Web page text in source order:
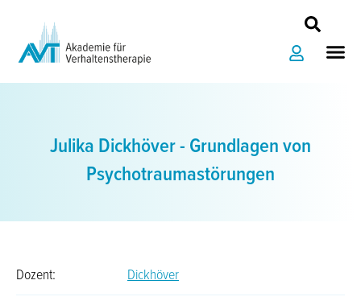
springen
Julika Dickhöver - Grundlagen von
Psychotraumastörungen
Dozent: Dickhöver